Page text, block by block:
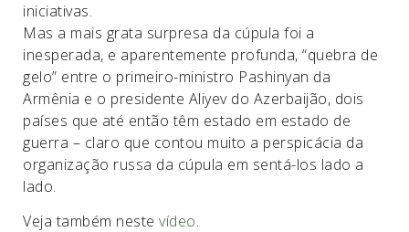
iniciativas.
Mas a mais grata surpresa da cúpula foi a
inesperada, e aparentemente profunda, “quebra de
gelo” entre o primeiro-ministro Pashinyan da
Armênia e o presidente Aliyev do Azerbaijão, dois
países que até então têm estado em estado de
guerra – claro que contou muito a perspicácia da
organização russa da cúpula em sentá-los lado a
lado.
Veja também neste vídeo.